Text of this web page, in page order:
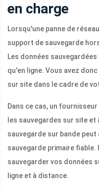
en charge
Lorsqu'une panne de
support de sauvegarde
Les données
qu'en ligne. Vous avez
sur site dans le cadre de
Dans ce cas, un
les sauvegardes sur site
sauvegarde sur bande
sauvegarde primaire fiable.
sauvegarder vos données
ligne et à distance.